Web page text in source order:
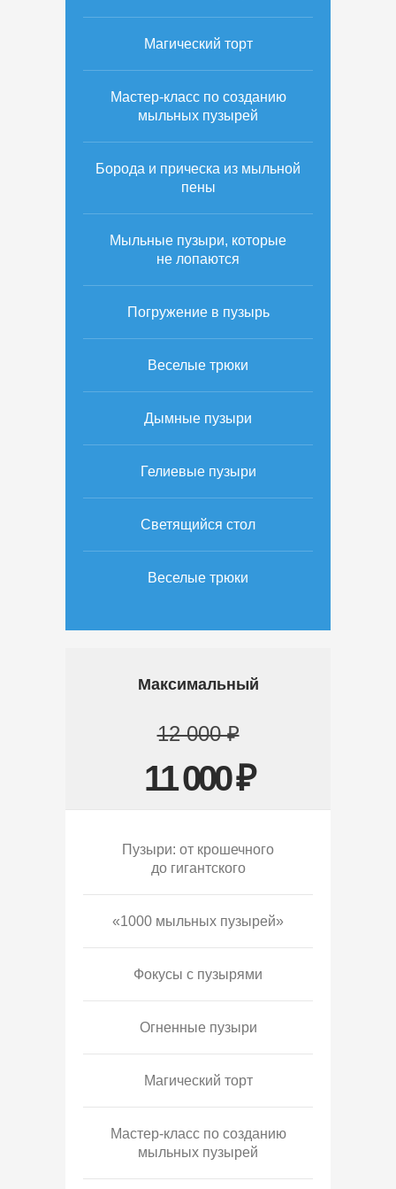
Магический торт
Мастер-класс по созданию
мыльных пузырей
Борода и прическа из мыльной
пены
Мыльные пузыри, которые
не лопаются
Погружение в пузырь
Веселые трюки
Дымные пузыри
Гелиевые пузыри
Светящийся стол
Веселые трюки
Максимальный
12 000 ₽
11 000 ₽
Пузыри: от крошечного
до гигантского
«1000 мыльных пузырей»
Фокусы с пузырями
Огненные пузыри
Магический торт
Мастер-класс по созданию
мыльных пузырей